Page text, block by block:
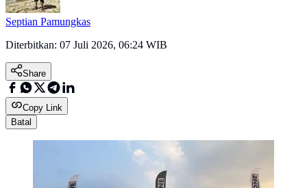
Septian Pamungkas
Diterbitkan: 07 Juli 2026, 06:24 WIB
Share
Copy Link
Batal